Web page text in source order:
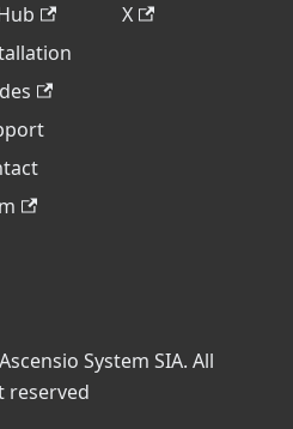
X
System SIA. All
reserved